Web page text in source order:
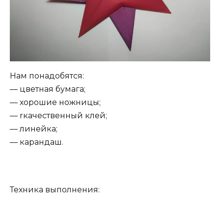
Нам понадобятся:
— цветная бумага;
— хорошие ножницы;
— rкачественный клей;
— линейка;
— карандаш.
Техника выполнения: